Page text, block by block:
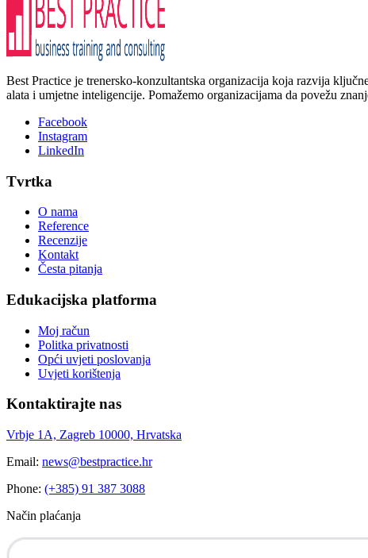
Best Practice je trenersko-konzultantska organizacija koja razvija
alata i umjetne inteligencije. Pomažemo organizacijama da povežu
Facebook
Instagram
LinkedIn
Tvrtka
O nama
Reference
Recenzije
Kontakt
Česta pitanja
Edukacijska platforma
Moj račun
Politka privatnosti
Opći uvjeti poslovanja
Uvjeti korištenja
Kontaktirajte nas
Vrbje 1A, Zagreb 10000, Hrvatska
Email: news@bestpractice.hr
Phone: (+385) 91 387 3088
Način plaćanja